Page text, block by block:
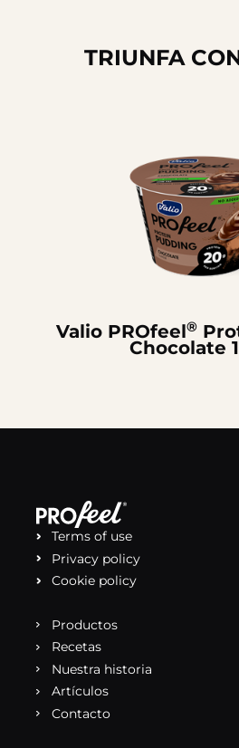
TRIUNFA
Valio PROfeel®
Chocolate
Terms of use
Privacy policy
Cookie policy
Productos
Recetas
Nuestra historia
Artículos
Contacto